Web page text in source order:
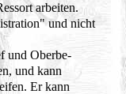
arbeiten.
und nicht
und Oberbe-
und kann
Er kann